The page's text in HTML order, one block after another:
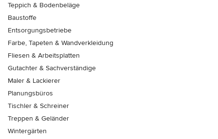
Teppich & Bodenbeläge
Baustoffe
Entsorgungsbetriebe
Farbe, Tapeten & Wandverkleidung
Fliesen & Arbeitsplatten
Gutachter & Sachverständige
Maler & Lackierer
Planungsbüros
Tischler & Schreiner
Treppen & Geländer
Wintergärten